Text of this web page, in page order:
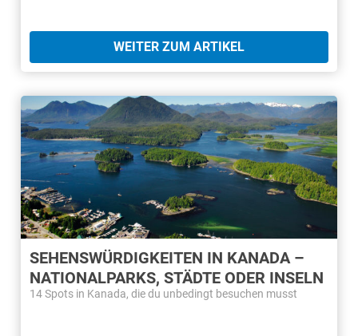
WEITER ZUM ARTIKEL
SEHENSWÜRDIGKEITEN IN KANADA –
NATIONALPARKS, STÄDTE ODER INSELN
14 Spots in Kanada, die du unbedingt besuchen musst